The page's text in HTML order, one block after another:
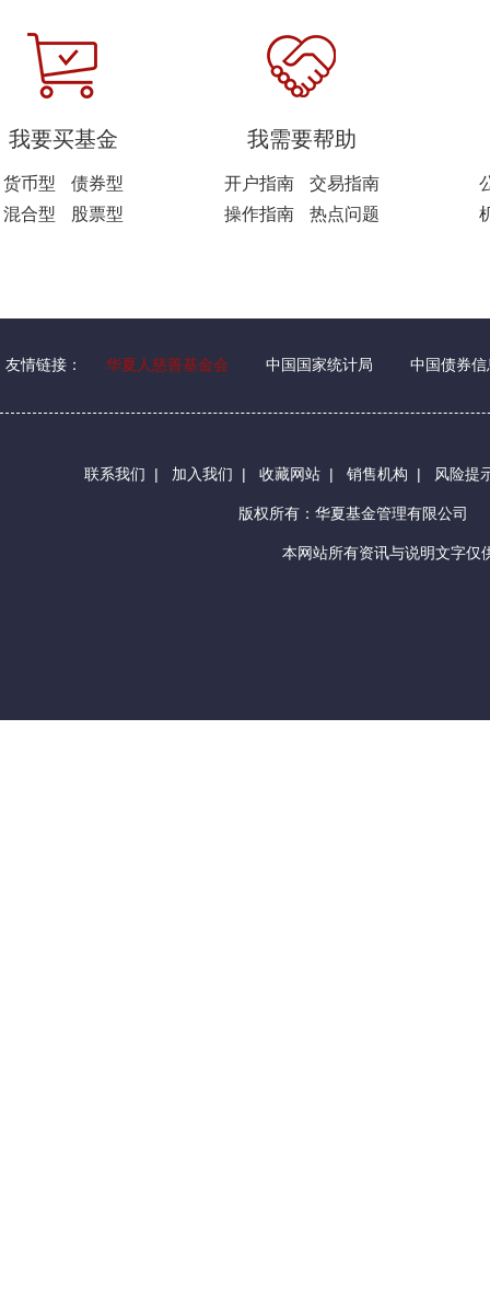
我要买基金
货币型
债券型
混合型
股票型
我需要帮助
开户指南
交易指南
操作指南
热点问题
友情链接： 华夏人慈善基金会 中国国家统计局 中国债券信
联系我们 | 加入我们 | 收藏网站 | 销售机构 | 风险提
版权所有：华夏基金管理有限公司
本网站所有资讯与说明文字仅